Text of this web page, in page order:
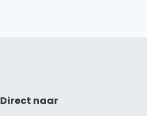
Direct naar